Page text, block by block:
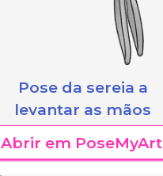
Pose da sereia a
levantar as mãos
Abrir em PoseMyArt